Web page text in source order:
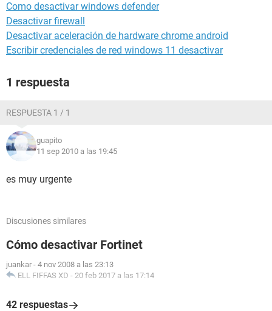
Como desactivar windows defender
Desactivar firewall
Desactivar aceleración de hardware chrome android
Escribir credenciales de red windows 11 desactivar
1 respuesta
RESPUESTA 1 / 1
guapito
11 sep 2010 a las 19:45
es muy urgente
Discusiones similares
Cómo desactivar Fortinet
juankar - 4 nov 2008 a las 23:13
ELL FIFFAS XD - 20 feb 2017 a las 17:14
42 respuestas